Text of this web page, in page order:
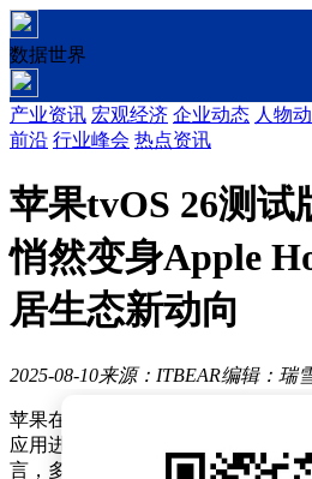
数据世界
产业资讯 宏观经济 企业动态 人物
前沿 行业峰会 热点资讯
苹果tvOS 26测
悄然变身Apple
居生态新动向
2025-08-10来源：ITBEAR编辑：瑞
苹果在其最新的tvOS 26第五个测
应用进行了微妙的调整，这些变化
言，多个原本显示为“HomeKit”的